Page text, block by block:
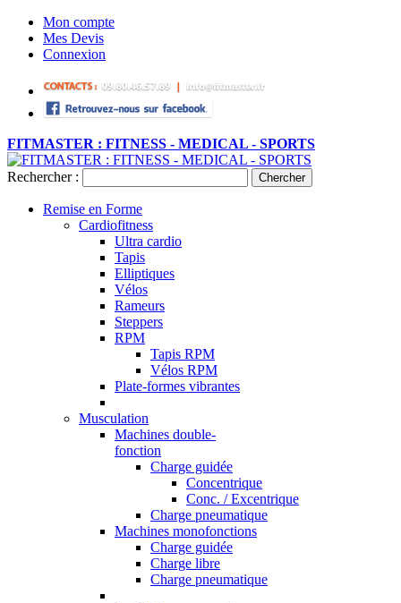
Mon compte
Mes Devis
Connexion
FITMASTER : FITNESS - MEDICAL - SPORTS
Rechercher : Chercher
Remise en Forme
Cardiofitness
Ultra cardio
Tapis
Elliptiques
Vélos
Rameurs
Steppers
RPM
Tapis RPM
Vélos RPM
Plate-formes vibrantes
Musculation
Machines double-
fonction
Charge guidée
Concentrique
Conc. / Excentrique
Charge pneumatique
Machines monofonctions
Charge guidée
Charge libre
Charge pneumatique